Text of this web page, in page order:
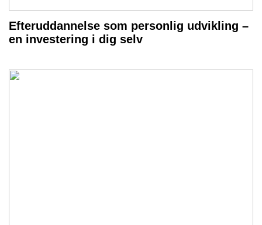
Efteruddannelse som personlig udvikling –
en investering i dig selv